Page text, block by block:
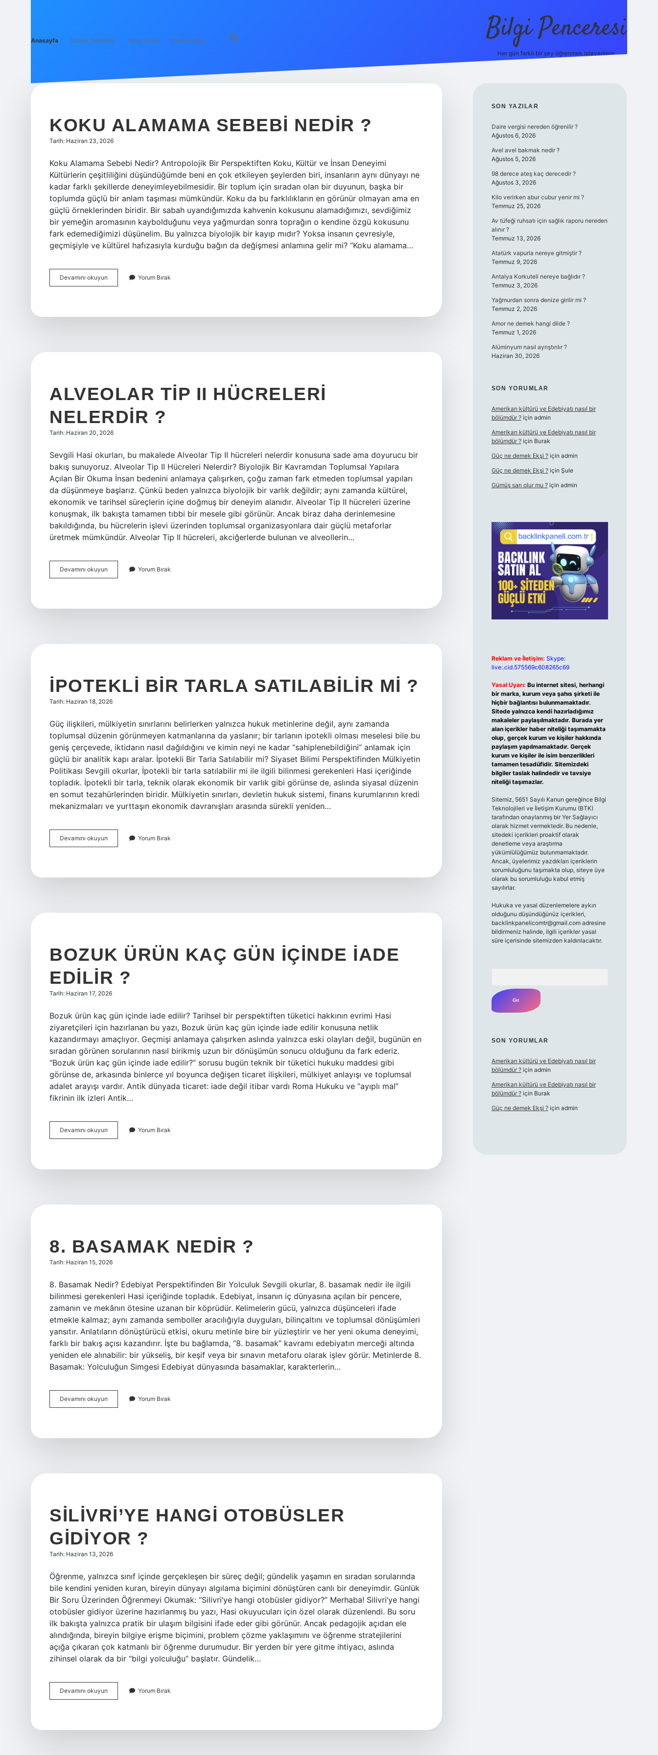
Anasayfa Gizlilik Politikası Yasal Uyarı Hakkımızda Bilgi Penceresi
Her gün farklı bir şey öğrenmek isteyenlere.
PENCERESI
YAZILAR
KOKU ALAMAMA SEBEBI NEDIR ?
Tarih: Haziran 23, 2026
Koku Alamama Sebebi Nedir? Antropolojik Bir Perspektiften Koku, Kültür ve İnsan Deneyimi
Kültürlerin çeşitliliğini düşündüğümde beni en çok etkileyen şeylerden biri, insanların aynı dünyayı ne
kadar farklı şekillerde deneyimleyebilmesidir. Bir toplum için sıradan olan bir duyunun, başka bir
toplumda güçlü bir anlam taşıması mümkündür. Koku da bu farklılıkların en görünür olmayan ama en
güçlü örneklerinden biridir. Bir sabah uyandığımızda kahvenin kokusunu alamadığımızı, sevdiğimiz
bir yemeğin aromasının kaybolduğunu veya yağmurdan sonra toprağın o kendine özgü kokusunu
fark edemediğimizi düşünelim. Bu yalnızca biyolojik bir kayıp mıdır? Yoksa insanın çevresiyle,
geçmişiyle ve kültürel hafızasıyla kurduğu bağın da değişmesi anlamına gelir mi? “Koku alamama…
Devamını okuyun
alamama
Yorum Bırak
ALVEOLAR TIP II HÜCRELERI
NELERDIR ?
Tarih: Haziran 20, 2026
Sevgili Hasi okurları, bu makalede Alveolar Tip II hücreleri nelerdir konusuna sade ama doyurucu bir
bakış sunuyoruz. Alveolar Tip II Hücreleri Nelerdir? Biyolojik Bir Kavramdan Toplumsal Yapılara
Açılan Bir Okuma İnsan bedenini anlamaya çalışırken, çoğu zaman fark etmeden toplumsal yapıları
da düşünmeye başlarız. Çünkü beden yalnızca biyolojik bir varlık değildir; aynı zamanda kültürel,
ekonomik ve tarihsel süreçlerin içine doğmuş bir deneyim alanıdır. Alveolar Tip II hücreleri üzerine
konuşmak, ilk bakışta tamamen tıbbi bir mesele gibi görünür. Ancak biraz daha derinlemesine
bakıldığında, bu hücrelerin işlevi üzerinden toplumsal organizasyonlara dair güçlü metaforlar
üretmek mümkündür. Alveolar Tip II hücreleri, akciğerlerde bulunan ve alveollerin…
Devamını okuyun Alveolar
Tip
Yorum Bırak
İPOTEKLI BIR TARLA SATILABILIR MI ?
Tarih: Haziran 18, 2026
Güç ilişkileri, mülkiyetin sınırlarını belirlerken yalnızca hukuk metinlerine değil, aynı zamanda
toplumsal düzenin görünmeyen katmanlarına da yaslanır; bir tarlanın ipotekli olması meselesi bile bu
geniş çerçevede, iktidarın nasıl dağıldığını ve kimin neyi ne kadar “sahiplenebildiğini” anlamak için
güçlü bir analitik kapı aralar. İpotekli Bir Tarla Satılabilir mi? Siyaset Bilimi Perspektifinden Mülkiyetin
Politikası Sevgili okurlar, İpotekli bir tarla satılabilir mi ile ilgili bilinmesi gerekenleri Hasi içeriğinde
topladık. İpotekli bir tarla, teknik olarak ekonomik bir varlık gibi görünse de, aslında siyasal düzenin
en somut tezahürlerinden biridir. Mülkiyetin sınırları, devletin hukuk sistemi, finans kurumlarının kredi
mekanizmaları ve yurttaşın ekonomik davranışları arasında sürekli yeniden…
Devamını okuyun
bir
Yorum Bırak
BOZUK ÜRÜN KAÇ GÜN IÇINDE IADE
EDILIR ?
Tarih: Haziran 17, 2026
Bozuk ürün kaç gün içinde iade edilir? Tarihsel bir perspektiften tüketici hakkının evrimi Hasi
ziyaretçileri için hazırlanan bu yazı, Bozuk ürün kaç gün içinde iade edilir konusuna netlik
kazandırmayı amaçlıyor. Geçmişi anlamaya çalışırken aslında yalnızca eski olayları değil, bugünün en
sıradan görünen sorularının nasıl birikmiş uzun bir dönüşümün sonucu olduğunu da fark ederiz.
“Bozuk ürün kaç gün içinde iade edilir?” sorusu bugün teknik bir tüketici hukuku maddesi gibi
görünse de, arkasında binlerce yıl boyunca değişen ticaret ilişkileri, mülkiyet anlayışı ve toplumsal
adalet arayışı vardır. Antik dünyada ticaret: iade değil itibar vardı Roma Hukuku ve “ayıplı mal”
fikrinin ilk izleri Antik…
Devamını okuyun
ürün
Yorum Bırak
8. BASAMAK NEDIR ?
Tarih: Haziran 15, 2026
8. Basamak Nedir? Edebiyat Perspektifinden Bir Yolculuk Sevgili okurlar, 8. basamak nedir ile ilgili
bilinmesi gerekenleri Hasi içeriğinde topladık. Edebiyat, insanın iç dünyasına açılan bir pencere,
zamanın ve mekânın ötesine uzanan bir köprüdür. Kelimelerin gücü, yalnızca düşünceleri ifade
etmekle kalmaz; aynı zamanda semboller aracılığıyla duyguları, bilinçaltını ve toplumsal dönüşümleri
yansıtır. Anlatıların dönüştürücü etkisi, okuru metinle bire bir yüzleştirir ve her yeni okuma deneyimi,
farklı bir bakış açısı kazandırır. İşte bu bağlamda, “8. basamak” kavramı edebiyatın merceği altında
yeniden ele alınabilir: bir yükseliş, bir keşif veya bir sınavın metaforu olarak işlev görür. Metinlerde 8.
Basamak: Yolculuğun Simgesi Edebiyat dünyasında basamaklar, karakterlerin…
Devamını okuyun
basamak
Yorum Bırak
SILIVRI’YE HANGI OTOBÜSLER
GIDIYOR ?
Tarih: Haziran 13, 2026
Öğrenme, yalnızca sınıf içinde gerçekleşen bir süreç değil; gündelik yaşamın en sıradan sorularında
bile kendini yeniden kuran, bireyin dünyayı algılama biçimini dönüştüren canlı bir deneyimdir. Günlük
Bir Soru Üzerinden Öğrenmeyi Okumak: “Silivri’ye hangi otobüsler gidiyor?” Merhaba! Silivri’ye hangi
otobüsler gidiyor üzerine hazırlanmış bu yazı, Hasi okuyucuları için özel olarak düzenlendi. Bu soru
ilk bakışta yalnızca pratik bir ulaşım bilgisini ifade eder gibi görünür. Ancak pedagojik açıdan ele
alındığında, bireyin bilgiye erişme biçimini, problem çözme yaklaşımını ve öğrenme stratejilerini
açığa çıkaran çok katmanlı bir öğrenme durumudur. Bir yerden bir yere gitme ihtiyacı, aslında
zihinsel olarak da bir “bilgi yolculuğu” başlatır. Gündelik…
Devamını okuyun Silivri’ye
hangi
Yorum Bırak
SIDEBAR
SON YAZILAR
Daire vergisi nereden öğrenilir ?
Ağustos 6, 2026
Avel avel bakmak nedir ?
Ağustos 5, 2026
98 derece ateş kaç derecedir ?
Ağustos 3, 2026
Kilo verirken abur cubur yenir mi ?
Temmuz 25, 2026
Av tüfeği ruhsatı için sağlık raporu nereden
alınır ?
Temmuz 13, 2026
Atatürk vapurla nereye gitmiştir ?
Temmuz 9, 2026
Antalya Korkuteli nereye bağlıdır ?
Temmuz 3, 2026
Yağmurdan sonra denize girilir mi ?
Temmuz 2, 2026
Amor ne demek hangi dilde ?
Temmuz 1, 2026
Alüminyum nasıl ayrıştırılır ?
Haziran 30, 2026
SON YORUMLAR
Amerikan kültürü ve Edebiyatı nasıl bir
bölümdür ?için admin
Amerikan kültürü ve Edebiyatı nasıl bir
bölümdür ?için Burak
Güç ne demek Ekşi ?için admin
Güç ne demek Ekşi ?için Şule
Gümüş sarı olur mu ?için admin
Reklam ve İletişim: Skype:
live:.cid.575569c608265c69
Yasal Uyarı: Bu internet sitesi, herhangi
bir marka, kurum veya şahıs şirketi ile
hiçbir bağlantısı bulunmamaktadır.
Sitede yalnızca kendi hazırladığımız
makaleler paylaşılmaktadır. Burada yer
alan içerikler haber niteliği taşımamakta
olup, gerçek kurum ve kişiler hakkında
paylaşım yapılmamaktadır. Gerçek
kurum ve kişiler ile isim benzerlikleri
tamamen tesadüfidir. Sitemizdeki
bilgiler taslak halindedir ve tavsiye
niteliği taşımazlar.
Sitemiz, 5651 Sayılı Kanun gereğince Bilgi
Teknolojileri ve İletişim Kurumu (BTK)
tarafından onaylanmış bir Yer Sağlayıcı
olarak hizmet vermektedir. Bu nedenle,
sitedeki içerikleri proaktif olarak
denetleme veya araştırma
yükümlülüğümüz bulunmamaktadır.
Ancak, üyelerimiz yazdıkları içeriklerin
sorumluluğunu taşımakta olup, siteye üye
olarak bu sorumluluğu kabul etmiş
sayılırlar.
Hukuka ve yasal düzenlemelere aykırı
olduğunu düşündüğünüz içerikleri,
backlinkpanelicomtr@gmail.comadresine
bildirmeniz halinde, ilgili içerikler yasal
süre içerisinde sitemizden kaldırılacaktır.
SON YORUMLAR
Amerikan kültürü ve Edebiyatı nasıl bir
bölümdür ?için admin
Amerikan kültürü ve Edebiyatı nasıl bir
bölümdür ?için Burak
Güç ne demek Ekşi ?için admin